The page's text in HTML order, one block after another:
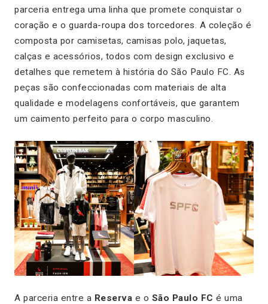
parceria entrega uma linha que promete conquistar o
coração e o guarda-roupa dos torcedores. A coleção é
composta por camisetas, camisas polo, jaquetas,
calças e acessórios, todos com design exclusivo e
detalhes que remetem à história do São Paulo FC. As
peças são confeccionadas com materiais de alta
qualidade e modelagens confortáveis, que garantem
um caimento perfeito para o corpo masculino.
A parceria entre a Reserva e o São Paulo FC é uma